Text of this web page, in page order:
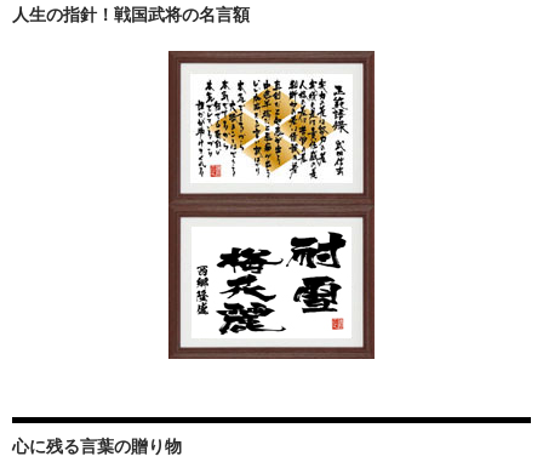
人生の指針！戦国武将の名言額
心に残る言葉の贈り物